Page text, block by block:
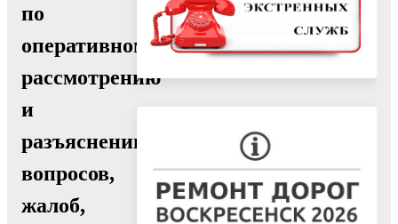
по
оперативному
рассмотрению
и
разъяснению
вопросов,
жалоб,